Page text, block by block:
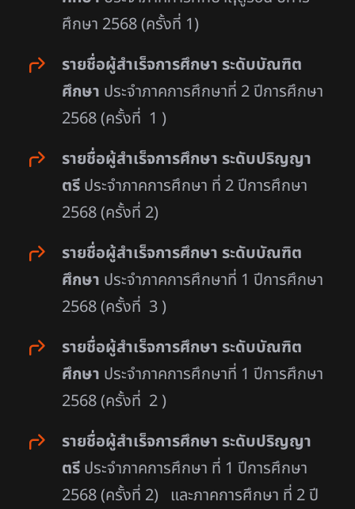
ศึกษา 2568 (ครั้งที่ 1)
รายชื่อผู้สำเร็จการศึกษา ระดับบัณฑิต
ศึกษา ประจำภาคการศึกษาที่ 2 ปีการศึกษา
2568 (ครั้งที่ 1 )
รายชื่อผู้สำเร็จการศึกษา ระดับปริญญา
ตรี ประจำภาคการศึกษา ที่ 2 ปีการศึกษา
2568 (ครั้งที่ 2)
รายชื่อผู้สำเร็จการศึกษา ระดับบัณฑิต
ศึกษา ประจำภาคการศึกษาที่ 1 ปีการศึกษา
2568 (ครั้งที่ 3 )
รายชื่อผู้สำเร็จการศึกษา ระดับบัณฑิต
ศึกษา ประจำภาคการศึกษาที่ 1 ปีการศึกษา
2568 (ครั้งที่ 2 )
รายชื่อผู้สำเร็จการศึกษา ระดับปริญญา
ตรี ประจำภาคการศึกษา ที่ 1 ปีการศึกษา
2568 (ครั้งที่ 2) และภาคการศึกษา ที่ 2 ปี